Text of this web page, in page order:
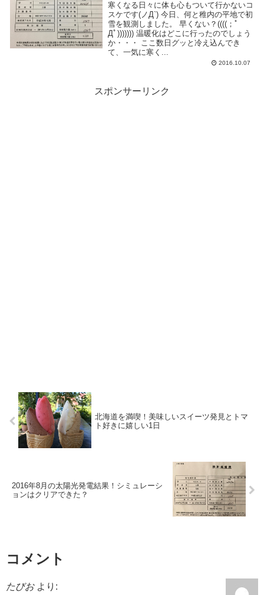
寒くなる日々に体も心もついて行かないコ
スケです(ノД`) 今日、何と稚内の平地で初
雪を観測しました。 早くない？((((；ﾟ
Дﾟ))))))) 温暖化はどこに行ったのでしょう
か・・・ ここ数日グッと冷え込んでき
て、一気に寒く...
2016.10.07
スポンサーリンク
北海道を満喫！美味しいスイーツ発見とトマ
ト好きに嬉しい1日
2016年8月の太陽光発電結果！シミュレーシ
ョンはクリアできた？
コメント
たびお より: